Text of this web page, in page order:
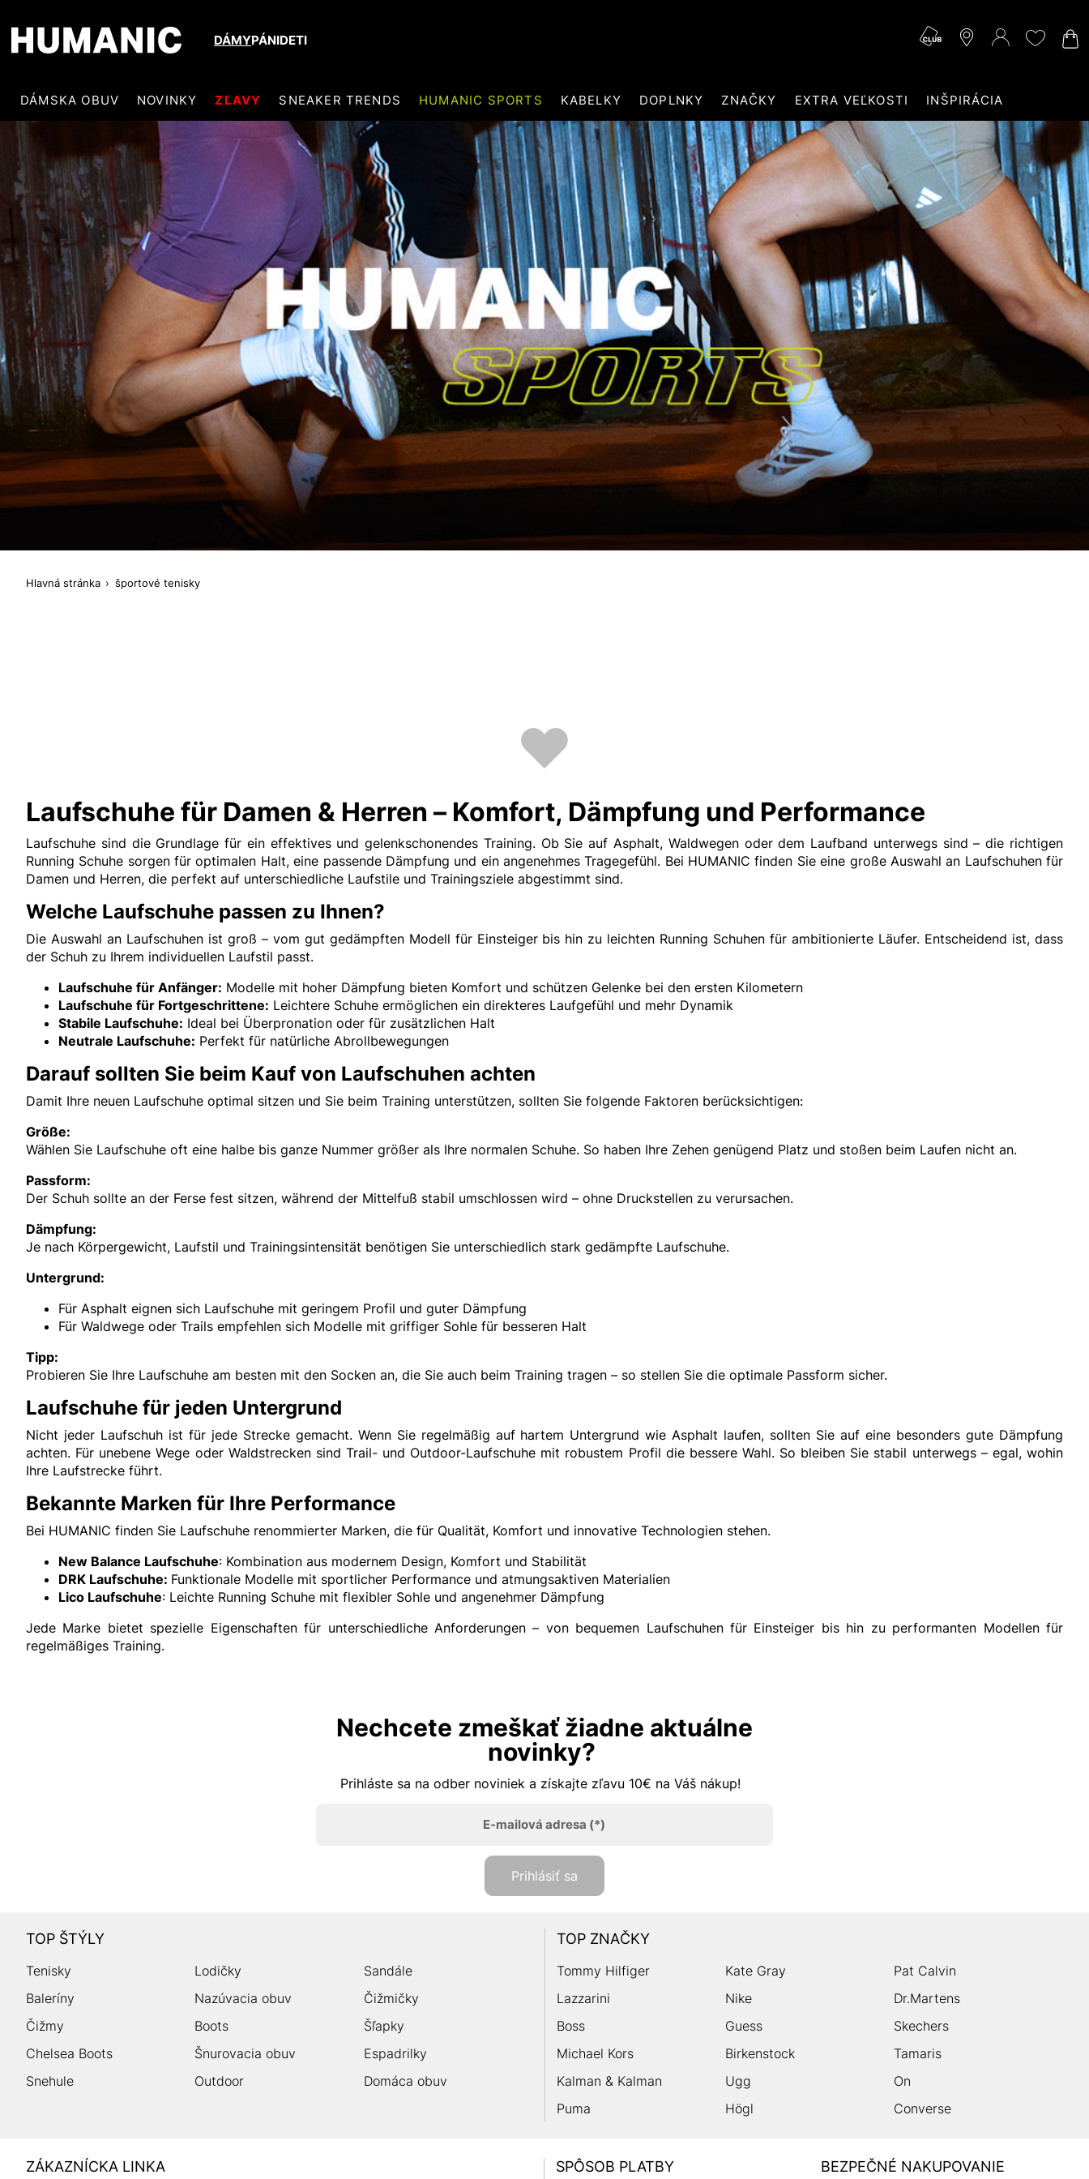
DÁMYPÁNIDETI
DÁMSKA OBUV NOVINKY ZĽAVY SNEAKER TRENDS HUMANIC SPORTS KABELKY DOPLNKY ZNAČKY EXTRA VEĽKOSTI INŠPIRÁCIA
Hlavná stránka športové tenisky
Laufschuhe für Damen & Herren – Komfort, Dämpfung und Performance
Laufschuhe sind die Grundlage für ein effektives und gelenkschonendes Training. Ob Sie auf Asphalt, Waldwegen oder dem Laufband unterwegs sind – die richtigen
Running Schuhe sorgen für optimalen Halt, eine passende Dämpfung und ein angenehmes Tragegefühl. Bei HUMANIC finden Sie eine große Auswahl an Laufschuhen für
Damen und Herren, die perfekt auf unterschiedliche Laufstile und Trainingsziele abgestimmt sind.
Welche Laufschuhe passen zu Ihnen?
Die Auswahl an Laufschuhen ist groß – vom gut gedämpften Modell für Einsteiger bis hin zu leichten Running Schuhen für ambitionierte Läufer. Entscheidend ist, dass
der Schuh zu Ihrem individuellen Laufstil passt.
Laufschuhe für Anfänger: Modelle mit hoher Dämpfung bieten Komfort und schützen Gelenke bei den ersten Kilometern
Laufschuhe für Fortgeschrittene: Leichtere Schuhe ermöglichen ein direkteres Laufgefühl und mehr Dynamik
Stabile Laufschuhe: Ideal bei Überpronation oder für zusätzlichen Halt
Neutrale Laufschuhe: Perfekt für natürliche Abrollbewegungen
Darauf sollten Sie beim Kauf von Laufschuhen achten
Damit Ihre neuen Laufschuhe optimal sitzen und Sie beim Training unterstützen, sollten Sie folgende Faktoren berücksichtigen:
Größe:
Wählen Sie Laufschuhe oft eine halbe bis ganze Nummer größer als Ihre normalen Schuhe. So haben Ihre Zehen genügend Platz und stoßen beim Laufen nicht an.
Passform:
Der Schuh sollte an der Ferse fest sitzen, während der Mittelfuß stabil umschlossen wird – ohne Druckstellen zu verursachen.
Dämpfung:
Je nach Körpergewicht, Laufstil und Trainingsintensität benötigen Sie unterschiedlich stark gedämpfte Laufschuhe.
Untergrund:
Für Asphalt eignen sich Laufschuhe mit geringem Profil und guter Dämpfung
Für Waldwege oder Trails empfehlen sich Modelle mit griffiger Sohle für besseren Halt
Tipp:
Probieren Sie Ihre Laufschuhe am besten mit den Socken an, die Sie auch beim Training tragen – so stellen Sie die optimale Passform sicher.
Laufschuhe für jeden Untergrund
Nicht jeder Laufschuh ist für jede Strecke gemacht. Wenn Sie regelmäßig auf hartem Untergrund wie Asphalt laufen, sollten Sie auf eine besonders gute Dämpfung
achten. Für unebene Wege oder Waldstrecken sind Trail- und Outdoor-Laufschuhe mit robustem Profil die bessere Wahl. So bleiben Sie stabil unterwegs – egal, wohin
Ihre Laufstrecke führt.
Bekannte Marken für Ihre Performance
Bei HUMANIC finden Sie Laufschuhe renommierter Marken, die für Qualität, Komfort und innovative Technologien stehen.
New Balance Laufschuhe: Kombination aus modernem Design, Komfort und Stabilität
DRK Laufschuhe: Funktionale Modelle mit sportlicher Performance und atmungsaktiven Materialien
Lico Laufschuhe: Leichte Running Schuhe mit flexibler Sohle und angenehmer Dämpfung
Jede Marke bietet spezielle Eigenschaften für unterschiedliche Anforderungen – von bequemen Laufschuhen für Einsteiger bis hin zu performanten Modellen für
regelmäßiges Training.
Nechcete zmeškať žiadne aktuálne
novinky?
Prihláste sa na odber noviniek a získajte zľavu 10€ na Váš nákup!
E-mailová adresa (*)
Prihlásiť sa
TOP ŠTÝLY
Tenisky Lodičky
Sandále
Baleríny
Nazúvacia obuv
Čižmičky
Čižmy
Boots
Šľapky
Chelsea Boots
Šnurovacia obuv
Espadrilky
Snehule
Outdoor Domáca obuv
TOP ZNAČKY
Tommy Hilfiger Kate Gray
Pat Calvin
Lazzarini
Nike
Dr.Martens
Boss
Guess
Skechers
Michael Kors
Birkenstock
Tamaris
Kalman & Kalman
Ugg
On
Puma
Högl Converse
HUMANIC
ZÁKAZNÍCKA LINKA SPÔSOB PLATBY BEZPEČNÉ NAKUPOVANIE